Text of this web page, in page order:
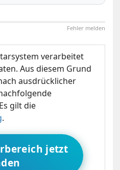
Fehler melden
verarbeitet
Aus diesem Grund
ausdrücklicher
gilt die
.
jetzt